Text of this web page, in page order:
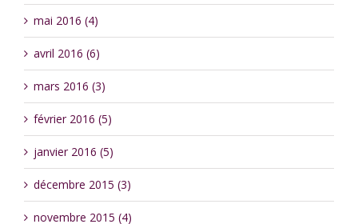
mai 2016 (4)
avril 2016 (6)
mars 2016 (3)
février 2016 (5)
janvier 2016 (5)
décembre 2015 (3)
novembre 2015 (4)